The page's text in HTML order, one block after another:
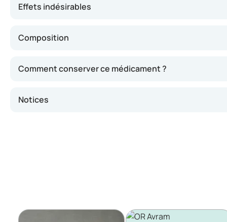
Effets indésirables
Composition
Comment conserver ce médicament ?
Notices